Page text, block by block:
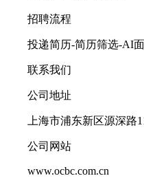
招聘流程
投递简历-简历筛选-AI面
联系我们
公司地址
上海市浦东新区源深路
公司网站
www.ocbc.com.cn